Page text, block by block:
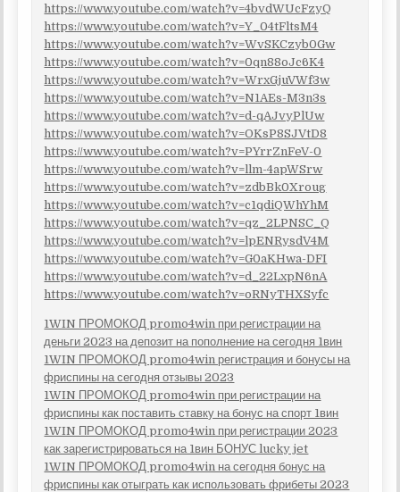
https://www.youtube.com/watch?v=4bvdWUcFzyQ
https://www.youtube.com/watch?v=Y_04tFltsM4
https://www.youtube.com/watch?v=WvSKCzyb0Gw
https://www.youtube.com/watch?v=0qn88oJc6K4
https://www.youtube.com/watch?v=WrxGjuVWf3w
https://www.youtube.com/watch?v=N1AEs-M3n3s
https://www.youtube.com/watch?v=d-qAJvyPlUw
https://www.youtube.com/watch?v=OKsP8SJVtD8
https://www.youtube.com/watch?v=PYrrZnFeV-0
https://www.youtube.com/watch?v=llm-4apWSrw
https://www.youtube.com/watch?v=zdbBk0Xroug
https://www.youtube.com/watch?v=c1qdiQWhYhM
https://www.youtube.com/watch?v=qz_2LPNSC_Q
https://www.youtube.com/watch?v=lpENRysdV4M
https://www.youtube.com/watch?v=G0aKHwa-DFI
https://www.youtube.com/watch?v=d_22LxpN6nA
https://www.youtube.com/watch?v=oRNyTHXSyfc
1WIN ПРОМОКОД promo4win при регистрации на
деньги 2023 на депозит на пополнение на сегодня 1вин
1WIN ПРОМОКОД promo4win регистрация и бонусы на
фриспины на сегодня отзывы 2023
1WIN ПРОМОКОД promo4win при регистрации на
фриспины как поставить ставку на бонус на спорт 1вин
1WIN ПРОМОКОД promo4win при регистрации 2023
как зарегистрироваться на 1вин БОНУС lucky jet
1WIN ПРОМОКОД promo4win на сегодня бонус на
фриспины как отыграть как использовать фрибеты 2023